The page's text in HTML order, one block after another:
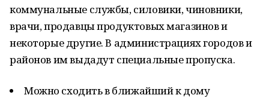
коммунальные службы, силовики, чиновники,
врачи, продавцы продуктовых магазинов и
некоторые другие. В администрациях городов и
районов им выдадут специальные пропуска.
Можно сходить в ближайший к дому